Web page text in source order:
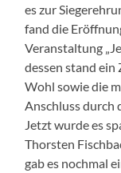
es zur
fand die
Veranstaltung
dessen stand
Wohl sowie die
Anschluss durch
Jetzt wurde es
Thorsten
gab es nochmal